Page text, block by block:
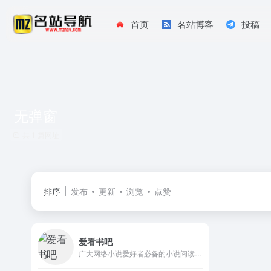
首页 名站博客 投稿
排序 发布 更新 浏览 点赞
爱看书吧